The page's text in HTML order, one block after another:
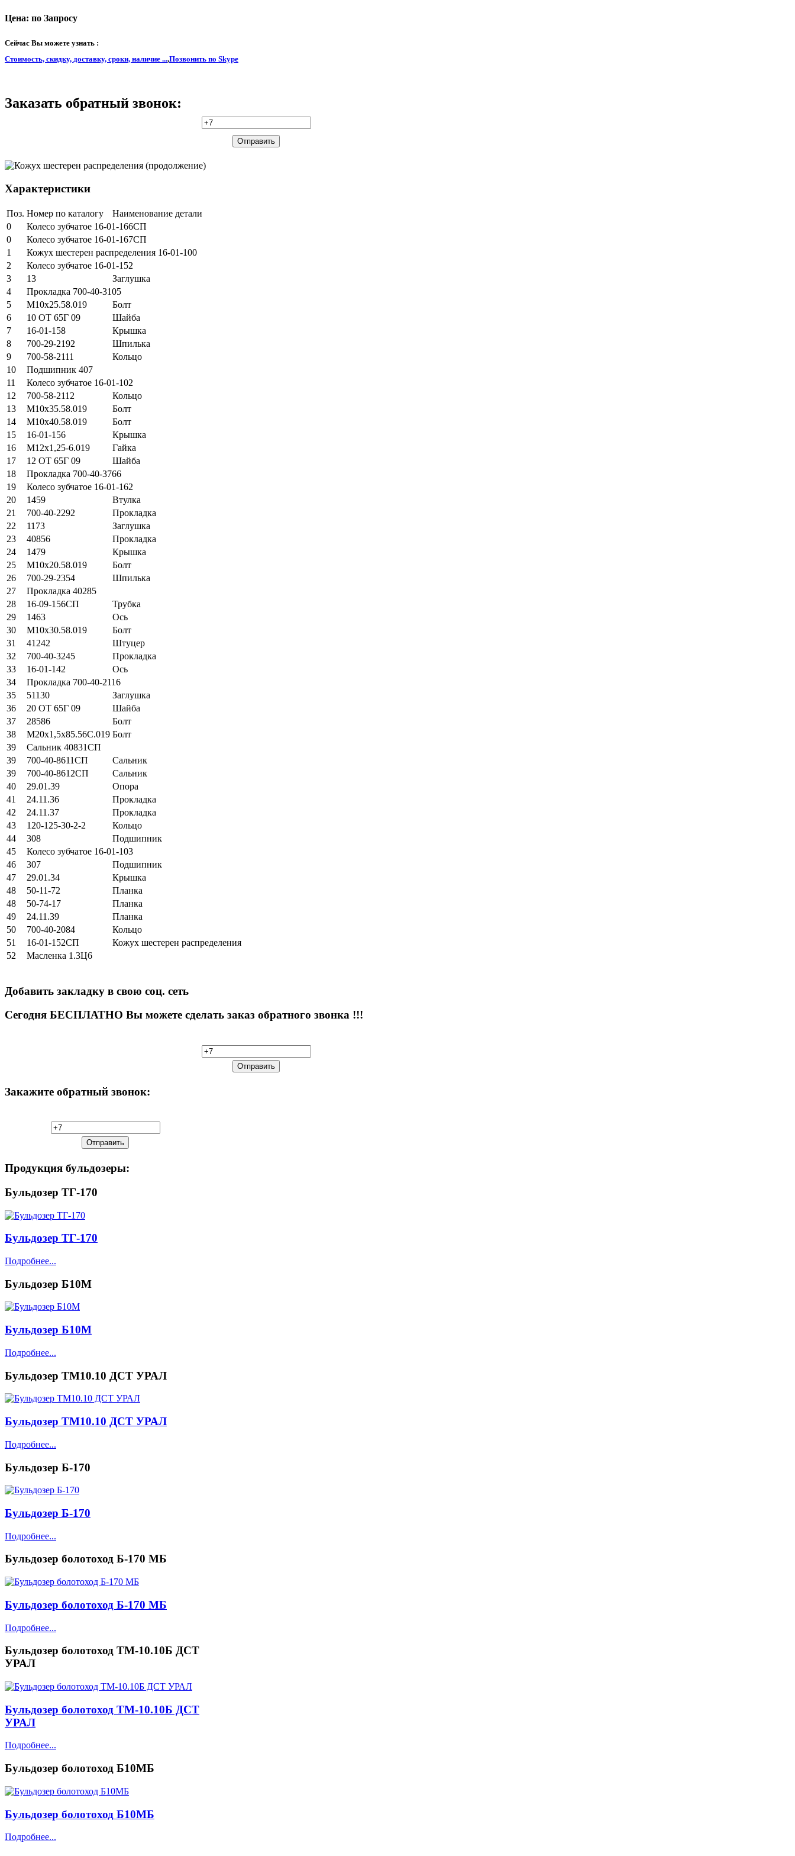
Цена: по Запросу
Сейчас Вы можете узнать :
Стоимость, скидку, доставку, сроки, наличие ...,Позвонить по Skype
Заказать обратный звонок:
Характеристики
Поз. Номер по каталогу
Наименование детали
0
Колесо зубчатое 16-01-166СП
0
Колесо зубчатое 16-01-167СП
1
Кожух шестерен распределения 16-01-100
2
Колесо зубчатое 16-01-152
3
13
Заглушка
4
Прокладка 700-40-3105
5
М10х25.58.019
Болт
6
10 ОТ 65Г 09
Шайба
7
16-01-158
Крышка
8
700-29-2192
Шпилька
9
700-58-2111
Кольцо
10
Подшипник 407
11
Колесо зубчатое 16-01-102
12
700-58-2112
Кольцо
13
М10х35.58.019
Болт
14
М10х40.58.019
Болт
15
16-01-156
Крышка
16
М12х1,25-6.019
Гайка
17
12 ОТ 65Г 09
Шайба
18
Прокладка 700-40-3766
19
Колесо зубчатое 16-01-162
20
1459
Втулка
21
700-40-2292
Прокладка
22
1173
Заглушка
23
40856
Прокладка
24
1479
Крышка
25
М10х20.58.019
Болт
26
700-29-2354
Шпилька
27
Прокладка 40285
28
16-09-156СП
Трубка
29
1463
Ось
30
М10х30.58.019
Болт
31
41242
Штуцер
32
700-40-3245
Прокладка
33
16-01-142
Ось
34
Прокладка 700-40-2116
35
51130
Заглушка
36
20 ОТ 65Г 09
Шайба
37
28586
Болт
38
М20х1,5х85.56С.019 Болт
39
Сальник 40831СП
39
700-40-8611СП
Сальник
39
700-40-8612СП
Сальник
40
29.01.39
Опора
41
24.11.36
Прокладка
42
24.11.37
Прокладка
43
120-125-30-2-2
Кольцо
44
308
Подшипник
45
Колесо зубчатое 16-01-103
46
307
Подшипник
47
29.01.34
Крышка
48
50-11-72
Планка
48
50-74-17
Планка
49
24.11.39
Планка
50
700-40-2084
Кольцо
51
16-01-152СП
Кожух шестерен распределения
52
Масленка 1.3Ц6
Добавить закладку в свою соц. сеть
Сегодня БЕСПЛАТНО Вы можете сделать заказ обратного звонка !!!
Закажите обратный звонок:
Продукция бульдозеры:
Бульдозер ТГ-170
Бульдозер ТГ-170
Подробнее...
Бульдозер Б10М
Бульдозер Б10М
Подробнее...
Бульдозер ТМ10.10 ДСТ УРАЛ
Бульдозер ТМ10.10 ДСТ УРАЛ
Подробнее...
Бульдозер Б-170
Бульдозер Б-170
Подробнее...
Бульдозер болотоход Б-170 МБ
Бульдозер болотоход Б-170 МБ
Подробнее...
Бульдозер болотоход ТМ-10.10Б ДСТ
УРАЛ
Бульдозер болотоход ТМ-10.10Б ДСТ
УРАЛ
Подробнее...
Бульдозер болотоход Б10МБ
Бульдозер болотоход Б10МБ
Подробнее...